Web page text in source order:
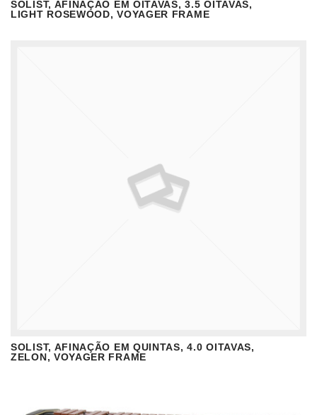
VISUALIZAR READ MORE
SOLIST, AFINAÇÃO EM OITAVAS, 3.5 OITAVAS,
LIGHT ROSEWOOD, VOYAGER FRAME
VISUALIZAR READ MORE
SOLIST, AFINAÇÃO EM QUINTAS, 4.0 OITAVAS,
ZELON, VOYAGER FRAME